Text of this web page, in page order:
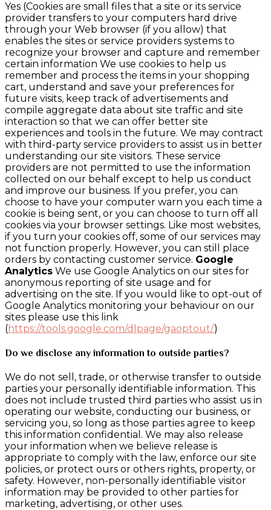
Yes (Cookies are small files that a site or its service
provider transfers to your computers hard drive
through your Web browser (if you allow) that
enables the sites or service providers systems to
recognize your browser and capture and remember
certain information We use cookies to help us
remember and process the items in your shopping
cart, understand and save your preferences for
future visits, keep track of advertisements and
compile aggregate data about site traffic and site
interaction so that we can offer better site
experiences and tools in the future. We may contract
with third-party service providers to assist us in better
understanding our site visitors. These service
providers are not permitted to use the information
collected on our behalf except to help us conduct
and improve our business. If you prefer, you can
choose to have your computer warn you each time a
cookie is being sent, or you can choose to turn off all
cookies via your browser settings. Like most websites,
if you turn your cookies off, some of our services may
not function properly. However, you can still place
orders by contacting customer service. Google
Analytics We use Google Analytics on our sites for
anonymous reporting of site usage and for
advertising on the site. If you would like to opt-out of
Google Analytics monitoring your behaviour on our
sites please use this link
(https://tools.google.com/dlpage/gaoptout/)
Do we disclose any information to outside parties?
We do not sell, trade, or otherwise transfer to outside
parties your personally identifiable information. This
does not include trusted third parties who assist us in
operating our website, conducting our business, or
servicing you, so long as those parties agree to keep
this information confidential. We may also release
your information when we believe release is
appropriate to comply with the law, enforce our site
policies, or protect ours or others rights, property, or
safety. However, non-personally identifiable visitor
information may be provided to other parties for
marketing, advertising, or other uses.